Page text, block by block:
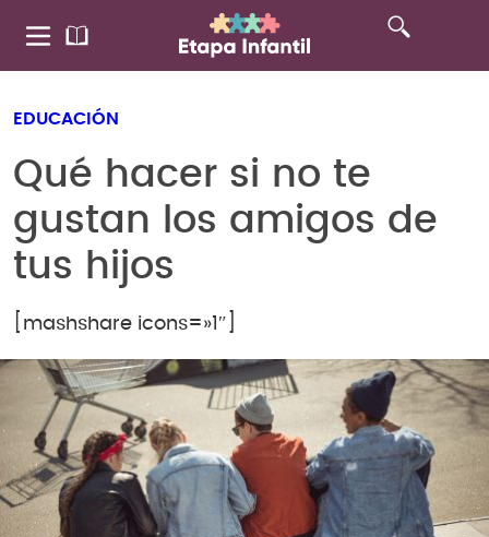
EDUCACIÓN
Qué hacer si no te
gustan los amigos de
tus hijos
[mashshare icons=»1″]